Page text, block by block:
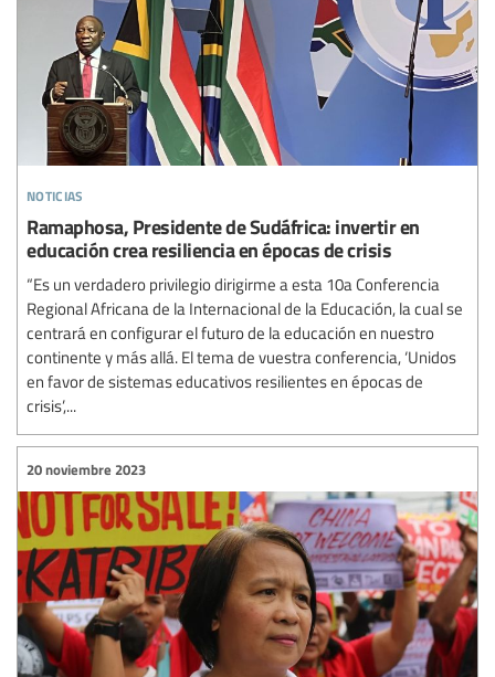
noticias
Ramaphosa, Presidente de Sudáfrica: invertir en
educación crea resiliencia en épocas de crisis
“Es un verdadero privilegio dirigirme a esta 10a Conferencia
Regional Africana de la Internacional de la Educación, la cual se
centrará en configurar el futuro de la educación en nuestro
continente y más allá. El tema de vuestra conferencia, ‘Unidos
en favor de sistemas educativos resilientes en épocas de
crisis’,...
20 noviembre 2023